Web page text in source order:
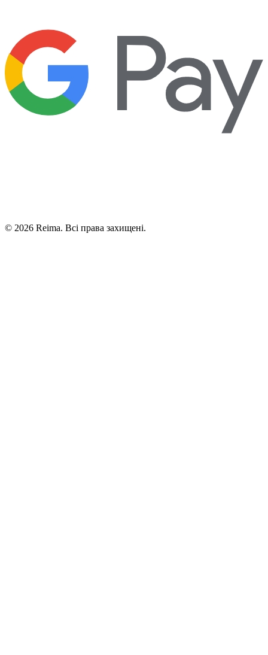
© 2026 Reima. Всі права захищені.